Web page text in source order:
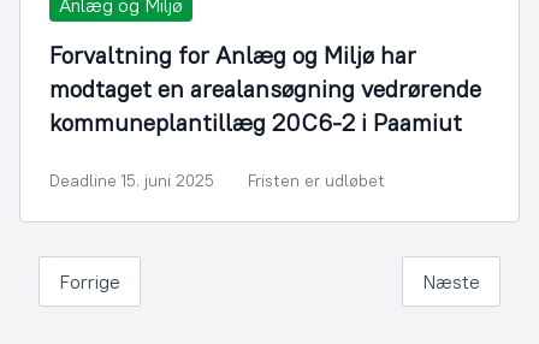
Anlæg og Miljø
Forvaltning for Anlæg og Miljø har
modtaget en arealansøgning vedrørende
kommuneplantillæg 20C6-2 i Paamiut
Deadline 15. juni 2025 Fristen er udløbet
Forrige Næste